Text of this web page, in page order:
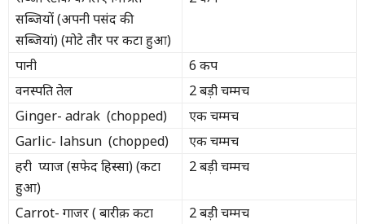
सब्जियों (अपनी पसंद की
सब्जियां) (मोटे तौर पर कटा हुआ)
पानी
6 कप
वनस्पति तेल
2 बड़ी चम्मच
Ginger- adrak (chopped)
एक चम्मच
Garlic- lahsun (chopped)
एक चम्मच
हरी प्याज (सफेद हिस्सा) (कटा
हुआ)
2 बड़ी चम्मच
Carrot- गाजर ( बारीक़ कटा
2 बड़ी चम्मच